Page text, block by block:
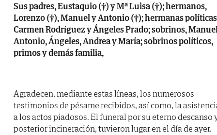
Sus padres, Eustaquio (†) y Mª Luisa (†); hermanos,
Lorenzo (†), Manuel y Antonio (†); hermanas
Carmen Rodríguez y Ángeles Prado; sobrinos,
Antonio, Ángeles, Andrea y María; sobrinos políticos,
primos y demás familia,
Agradecen, mediante estas líneas, los numerosos
testimonios de pésame recibidos, así como, la
a los actos piadosos. El funeral por su eterno descanso
posterior incineración, tuvieron lugar en el día de ayer.